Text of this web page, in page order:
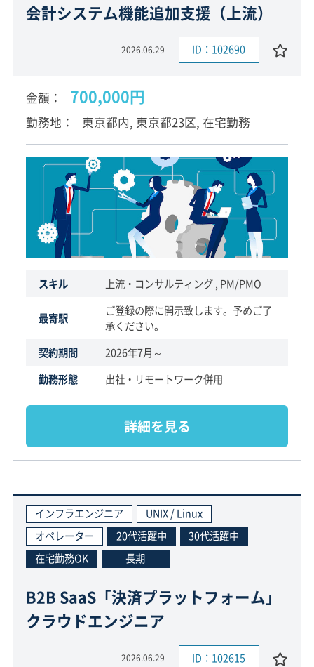
会計システム機能追加支援（上流）
2026.06.29 ID：102690
金額 700,000円
勤務地 東京都内, 東京都23区, 在宅勤務
スキル 上流・コンサルティング , PM/PMO
最寄駅
ご登録の際に開示致します。予めご了
承ください。
契約期間
2026年7月～
勤務形態
出社・リモートワーク併用
詳細を見る
インフラエンジニア
UNIX / Linux
オペレーター
20代活躍中
30代活躍中
在宅勤務OK
長期
B2B SaaS「決済プラットフォーム」
クラウドエンジニア
2026.06.29 ID：102615